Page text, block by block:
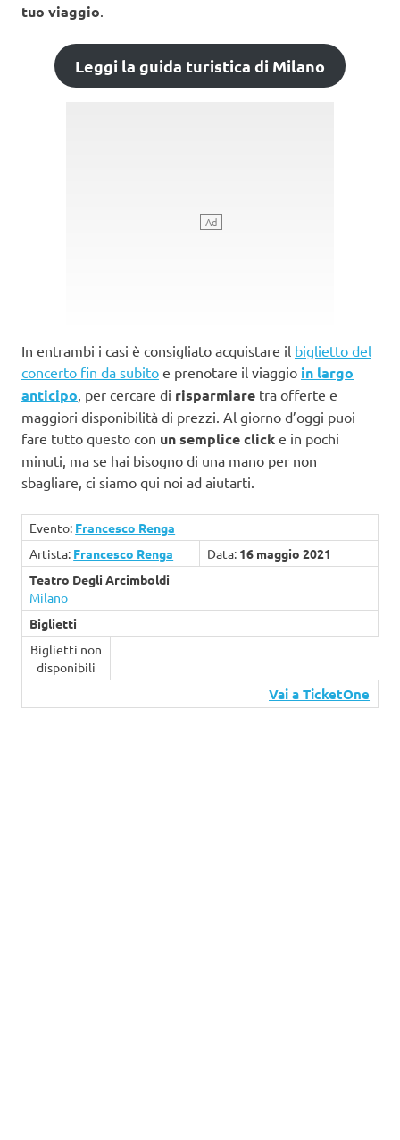
tuo viaggio
Leggi la guida turistica di Milano
In entrambi i casi è consigliato acquistare il biglietto del
concerto fin da subito e prenotare il viaggio in largo
anticipo, per cercare di risparmiare tra offerte e
maggiori disponibilità di prezzi. Al giorno d’oggi puoi
fare tutto questo con un semplice click e in pochi
minuti, ma se hai bisogno di una mano per non
sbagliare, ci siamo qui noi ad aiutarti.
Evento: Francesco Renga
Artista: Francesco Renga Data: 16 maggio 2021
Teatro Degli Arcimboldi
Milano
Biglietti
Biglietti non
disponibili
Vai a TicketOne